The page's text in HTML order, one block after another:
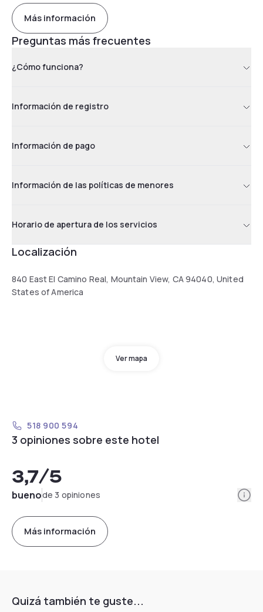
Más información
Preguntas más frecuentes
¿Cómo funciona?
Información de registro
Información de pago
Información de las políticas de menores
Horario de apertura de los servicios
Localización
840 East El Camino Real, Mountain View, CA 94040, United
States of America
Ver mapa
518 900 594
3 opiniones sobre este hotel
3,7/5
buenode 3 opiniones
Más información
Quizá también te guste...